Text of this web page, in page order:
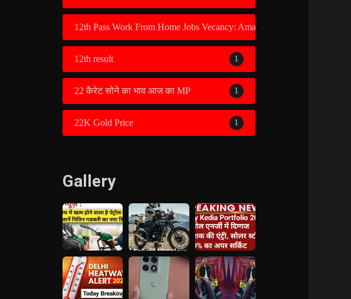
12th Pass Work From Home Jobs Vecancy: Amazon Recruitment 2026
12th result 1
22 कैरेट सोने का भाव आज का MP 1
22K Gold Price 1
Gallery